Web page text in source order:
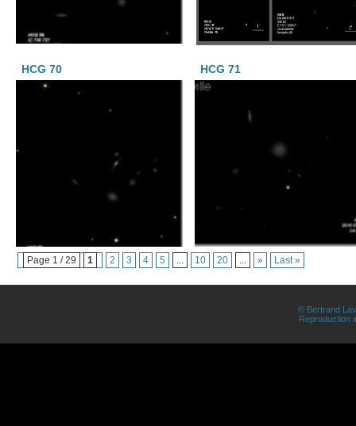
HCG 70 HCG 71
Page 1 / 29 1 2 3 4 5 ... 10 20 ... » Last »
© Bertrand
Reproduction